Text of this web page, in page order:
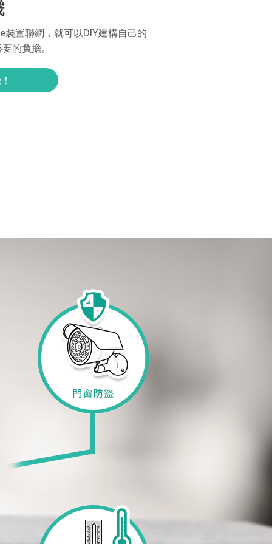
裝置聯網，就可以DIY建構自己的
的負擔。